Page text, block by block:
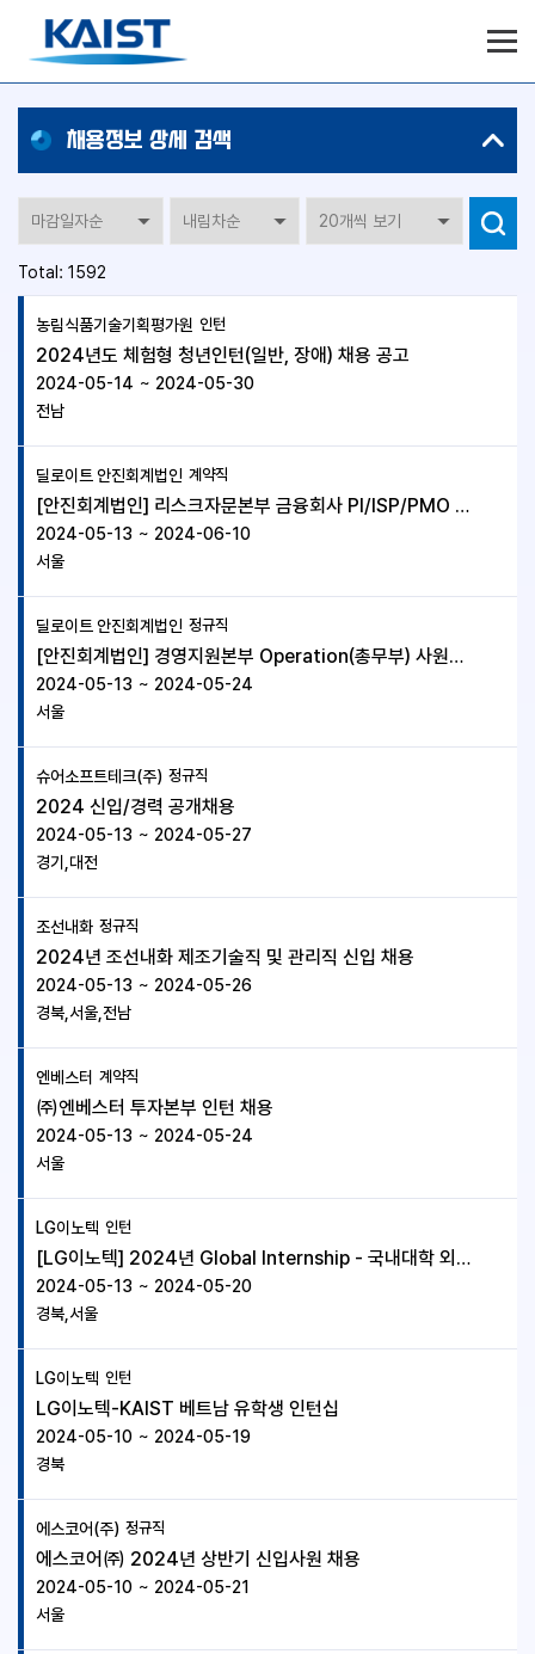
검색
Total: 1592
일자리
상세검색
모집지역,
공고정보,
지원하기의
정보를
제공합니다.
농림식품기술기획평가원 인턴
2024년도 체험형 청년인턴(일반, 장애) 채용 공고
2024-05-14 ~ 2024-05-30
전남
딜로이트 안진회계법인 계약직
[안진회계법인] 리스크자문본부 금융회사 PI/ISP/PMO 및 리스크 관리 컨설팅 계약직
2024-05-13 ~ 2024-06-10
서울
딜로이트 안진회계법인 정규직
[안진회계법인] 경영지원본부 Operation(총무부) 사원급 정규직
2024-05-13 ~ 2024-05-24
서울
슈어소프트테크(주) 정규직
2024 신입/경력 공개채용
2024-05-13 ~ 2024-05-27
경기,대전
조선내화 정규직
2024년 조선내화 제조기술직 및 관리직 신입 채용
2024-05-13 ~ 2024-05-26
경북,서울,전남
엔베스터 계약직
㈜엔베스터 투자본부 인턴 채용
2024-05-13 ~ 2024-05-24
서울
LG이노텍 인턴
[LG이노텍] 2024년 Global Internship - 국내대학 외국인 유학생 (~5/20(월), 14시까지)
2024-05-13 ~ 2024-05-20
경북,서울
LG이노텍 인턴
LG이노텍-KAIST 베트남 유학생 인턴십
2024-05-10 ~ 2024-05-19
경북
에스코어(주) 정규직
에스코어㈜ 2024년 상반기 신입사원 채용
2024-05-10 ~ 2024-05-21
서울